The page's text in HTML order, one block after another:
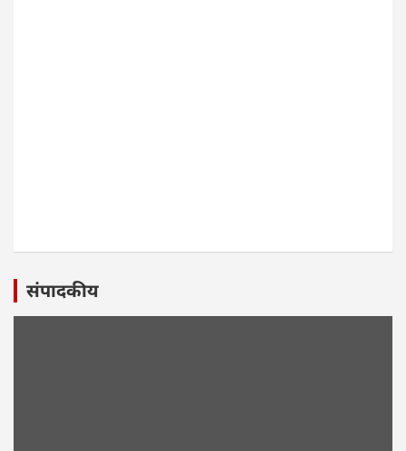
संपादकीय